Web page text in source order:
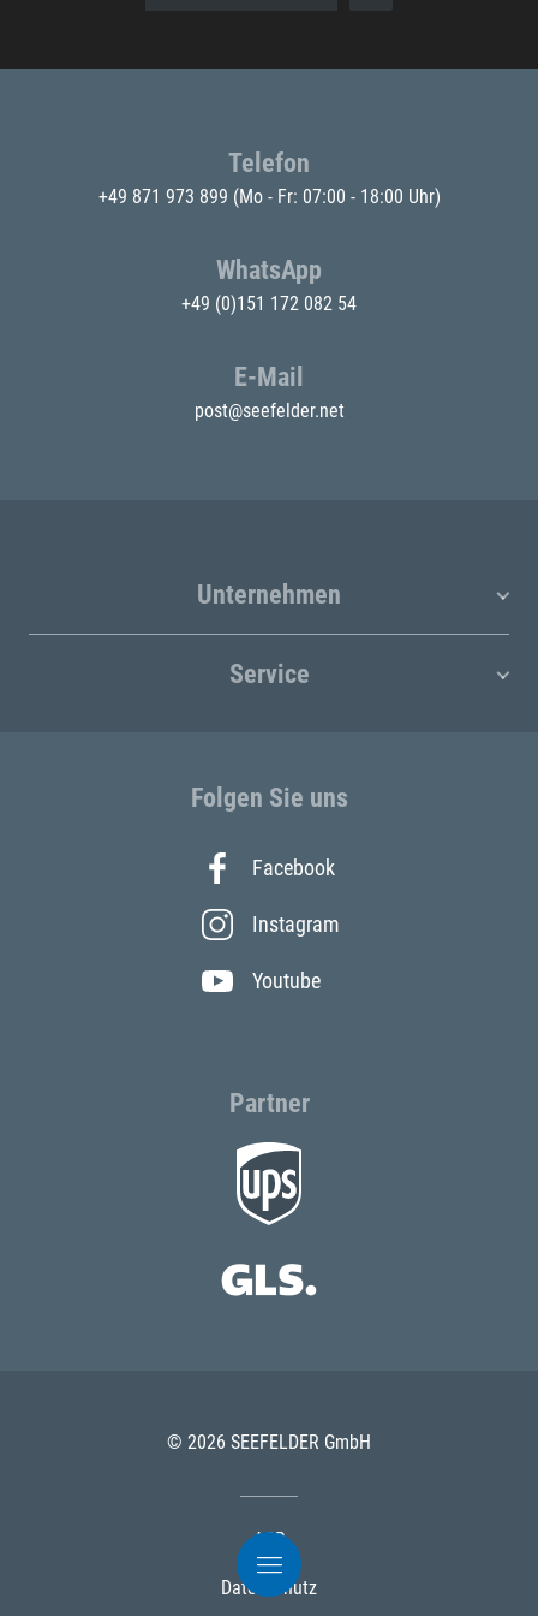
Telefon
+49 871 973 899 (Mo - Fr: 07:00 - 18:00 Uhr)
WhatsApp
+49 (0)151 172 082 54
E-Mail
post@seefelder.net
Unternehmen
Service
Folgen Sie uns
Facebook
Instagram
Youtube
Partner
© 2026 SEEFELDER GmbH
AGB
Datenschutz